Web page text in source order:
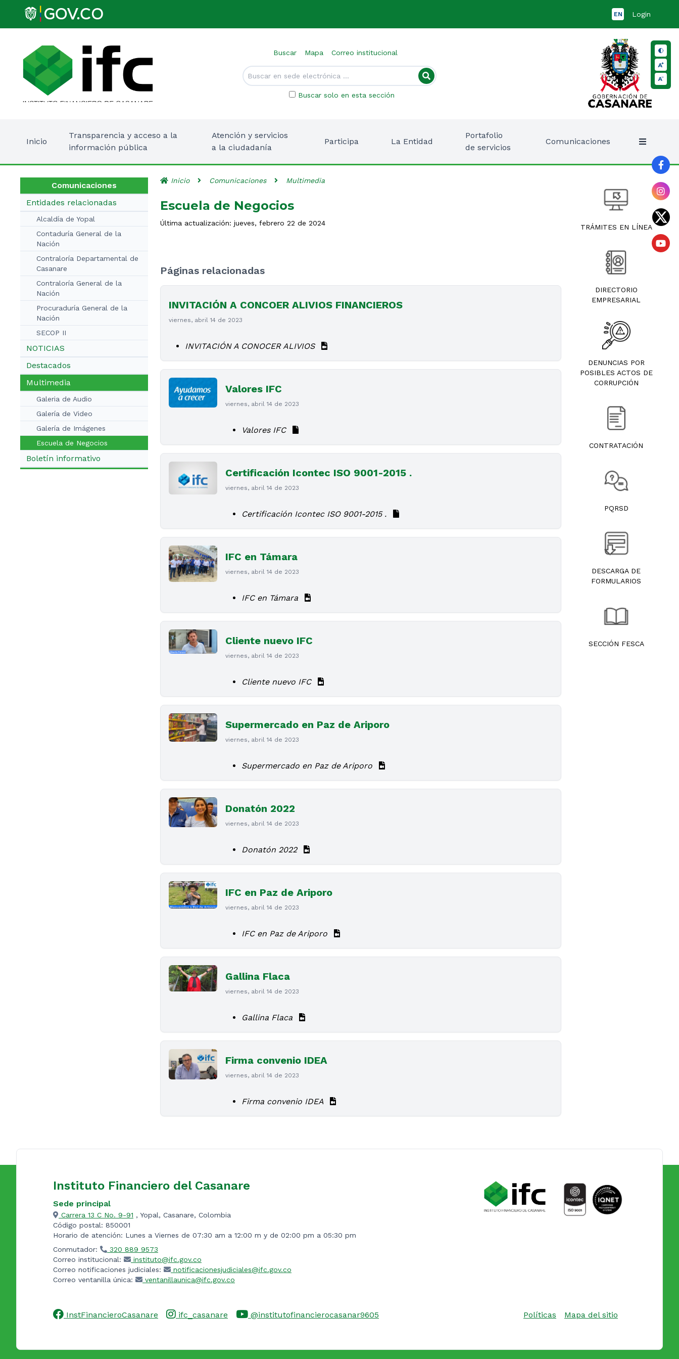
EN Login
Buscar Mapa Correo institucional
Buscar solo en esta sección
Inicio
Transparencia y acceso a la
información pública
Atención y servicios
a la ciudadanía
Participa La Entidad
Portafolio
de servicios
Comunicaciones
Comunicaciones
Entidades relacionadas
Alcaldía de Yopal
Contaduría General de la
Nación
Contraloría Departamental de
Casanare
Contraloría General de la
Nación
Procuraduría General de la
Nación
SECOP II
NOTICIAS
Destacados
Multimedia
Galeria de Audio
Galería de Video
Galería de Imágenes
Escuela de Negocios
Boletín informativo
Inicio Comunicaciones Multimedia
Escuela de Negocios
Última actualización: jueves, febrero 22 de 2024
Páginas relacionadas
INVITACIÓN A CONCOER ALIVIOS FINANCIEROS
viernes, abril 14 de 2023
INVITACIÓN A CONOCER ALIVIOS
Valores IFC
viernes, abril 14 de 2023
Valores IFC
Certificación Icontec ISO 9001-2015 .
viernes, abril 14 de 2023
Certificación Icontec ISO 9001-2015 .
IFC en Támara
viernes, abril 14 de 2023
IFC en Támara
Cliente nuevo IFC
viernes, abril 14 de 2023
Cliente nuevo IFC
Supermercado en Paz de Ariporo
viernes, abril 14 de 2023
Supermercado en Paz de Ariporo
Donatón 2022
viernes, abril 14 de 2023
Donatón 2022
IFC en Paz de Ariporo
viernes, abril 14 de 2023
IFC en Paz de Ariporo
Gallina Flaca
viernes, abril 14 de 2023
Gallina Flaca
Firma convenio IDEA
viernes, abril 14 de 2023
Firma convenio IDEA
TRÁMITES EN LÍNEA
DIRECTORIO
EMPRESARIAL
DENUNCIAS POR
POSIBLES ACTOS DE
CORRUPCIÓN
CONTRATACIÓN
PQRSD
DESCARGA DE
FORMULARIOS
SECCIÓN FESCA
Instituto Financiero del Casanare
Sede principal
Carrera 13 C No. 9-91 , Yopal, Casanare, Colombia
Código postal: 850001
Horario de atención: Lunes a Viernes de 07:30 am a 12:00 m y de 02:00 pm a 05:30 pm
Conmutador:
320 889 9573
Correo institucional:
instituto@ifc.gov.co
Correo notificaciones judiciales:
notificacionesjudiciales@ifc.gov.co
Correo ventanilla única:
ventanillaunica@ifc.gov.co
InstFinancieroCasanare ifc_casanare @institutofinancierocasanar9605 Políticas Mapa del sitio